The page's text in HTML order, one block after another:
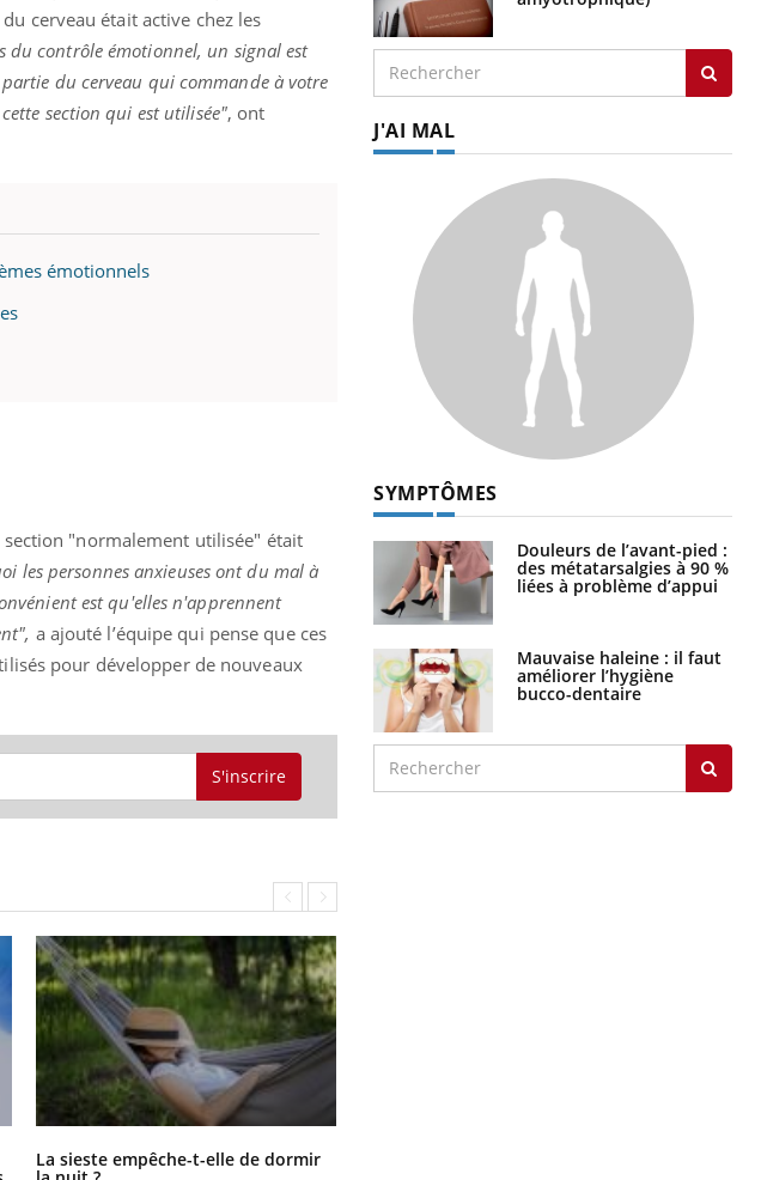
cerveau était active chez les
du contrôle émotionnel, un signal est
du cerveau qui commande à votre
section qui est utilisée", ont
émotionnels
"normalement utilisée" était
les personnes anxieuses ont du mal à
est qu'elles n'apprennent
a ajouté l’équipe qui pense que ces
pour développer de nouveaux
S'inscrire
La sieste empêche-t-elle de dormir
J'AI MAL
SYMPTÔMES
Douleurs de l’avant-pied :
des métatarsalgies à 90 %
liées à problème d’appui
Mauvaise haleine : il faut
améliorer l’hygiène
bucco-dentaire